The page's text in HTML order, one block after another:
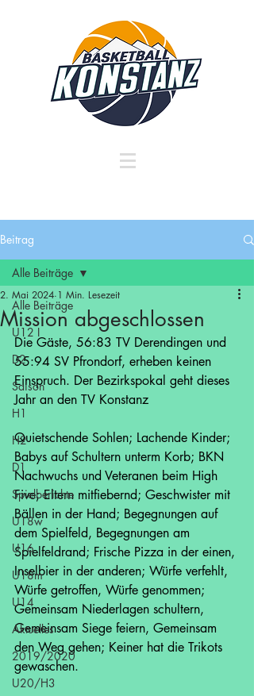
Beitrag
Alle Beiträge
U12 I
D2
Saison
H1
H2
D1
Spielberichte
U18w
U16
U18m
U14
Aktuelles
2019/2020
U20/H3
Alle Beiträge
Mission abgeschlossen
2. Mai 2024 1 Min. Lesezeit
Die Gäste, 56:83 TV Derendingen und
55:94 SV Pfrondorf, erheben keinen
Einspruch. Der Bezirkspokal geht dieses
Jahr an den TV Konstanz
Quietschende Sohlen; Lachende Kinder;
Babys auf Schultern unterm Korb; BKN
Nachwuchs und Veteranen beim High
Five; Eltern mitfiebernd; Geschwister mit
Bällen in der Hand; Begegnungen auf
dem Spielfeld, Begegnungen am
Spielfeldrand; Frische Pizza in der einen,
Inselbier in der anderen; Würfe verfehlt,
Würfe getroffen, Würfe genommen;
Gemeinsam Niederlagen schultern,
Gemeinsam Siege feiern, Gemeinsam
den Weg gehen; Keiner hat die Trikots
gewaschen.